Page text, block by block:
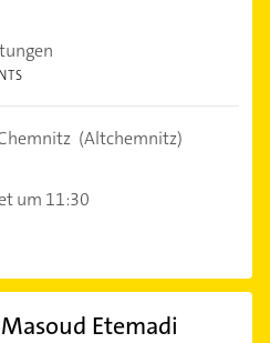
(Altchemnitz)
um 11:30
Etemadi